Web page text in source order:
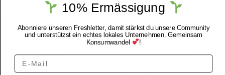
Birkenstock
Birkenstock
Dust Thyme
Vegan
CHF99.00
Birkenstock
Birkenstock
Arizona Habana
Naturleder geölt
CHF139.00
10% Ermässigung
Abonniere unseren Freshletter, damit stärkst du unsere Community
und unterstützst ein echtes lokales Unternehmen. Gemeinsam
Konsumwandel !